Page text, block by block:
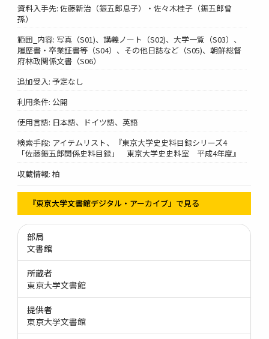
資料入手先: 佐藤新治（鋠五郎息子）・佐々木桂子（鋠五郎曾
孫）
範囲_内容: 写真（S01)、講義ノート（S02)、大学一覧（S03）、
履歴書・卒業証書等（S04）、その他日誌など（S05)、朝鮮総督
府林政関係文書（S06）
追加受入: 予定なし
利用条件: 公開
使用言語: 日本語、ドイツ語、英語
検索手段: アイテムリスト、『東京大学史史料目録シリーズ4
「佐藤鋠五郎関係史料目録」 東京大学史史料室 平成4年度』
収蔵情報: 柏
『東京大学文書館デジタル・アーカイブ』で見る
部局
文書館
所蔵者
東京大学文書館
提供者
東京大学文書館